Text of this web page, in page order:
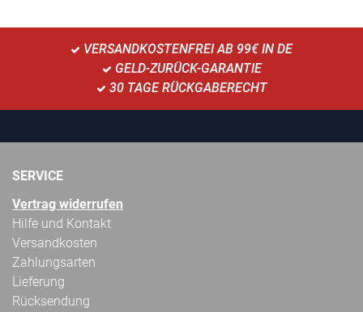
VERSANDKOSTENFREI AB 99€ IN DE
GELD-ZURÜCK-GARANTIE
30 TAGE RÜCKGABERECHT
SERVICE
Vertrag widerrufen
Hilfe und Kontakt
Versandkosten
Zahlungsarten
Lieferung
Rücksendung